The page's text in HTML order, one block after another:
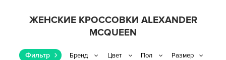
ЖЕНСКИЕ КРОССОВКИ ALEXANDER
MCQUEEN
Фильтр